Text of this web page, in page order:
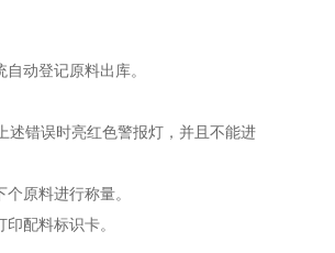
动登记原料出库。
错误时亮红色警报灯，并且不能进
原料进行称量。
配料标识卡。